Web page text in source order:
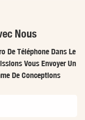
Nous
De Téléphone Dans Le
Vous Envoyer Un
De Conceptions